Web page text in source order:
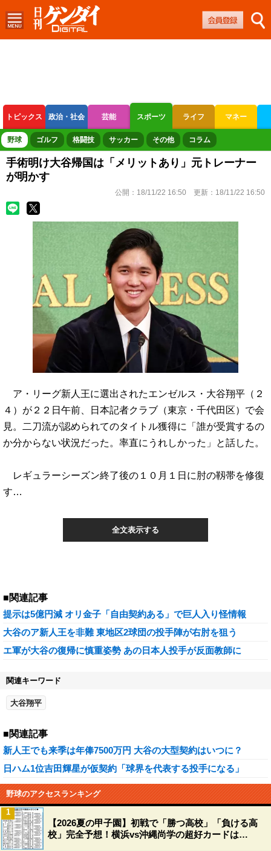
トピックス 政治・社会 芸能 スポーツ ライフ マネー
ボートレース 競輪 オートレース
野球 ゴルフ 格闘技 サッカー その他 コラム
手術明け大谷帰国は「メリットあり」元トレーナー
が明かす
公開： 18/11/22 16:50 更新： 18/11/22 16:50
ア・リーグ新人王に選出されたエンゼルス・大谷翔平（２
４）が２２日午前、日本記者クラブ（東京・千代田区）で会
見。二刀流が認められてのタイトル獲得に「誰が受賞するの
か分からない状況だった。率直にうれしかった」と話した。
レギュラーシーズン終了後の１０月１日に肘の靱帯を修復
す…
全文表示する
■関連記事
提示は5億円減 オリ金子「自由契約ある」で巨人入り怪情報
大谷のア新人王を非難 東地区2球団の投手陣が右肘を狙う
エ軍が大谷の復帰に慎重姿勢 あの日本人投手が反面教師に
関連キーワード
大谷翔平
■関連記事
新人王でも来季は年俸7500万円 大谷の大型契約はいつに？
日ハム1位吉田輝星が仮契約「球界を代表する投手になる」
野球のアクセスランキング
【2026夏の甲子園】初戦で「勝つ高校」「負ける高
校」完全予想！横浜vs沖縄尚学の超好カードは…
1